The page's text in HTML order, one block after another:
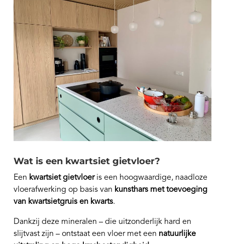
Wat is een kwartsiet gietvloer?
Een kwartsiet gietvloeris een hoogwaardige, naadloze
vloerafwerking op basis van kunsthars met toevoeging
van kwartsietgruis en kwarts.
Dankzij deze mineralen – die uitzonderlijk hard en
slijtvast zijn – ontstaat een vloer met een natuurlijke